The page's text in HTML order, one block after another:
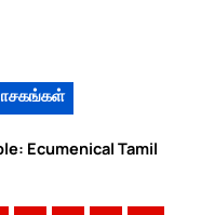
Ecumenical Tamil